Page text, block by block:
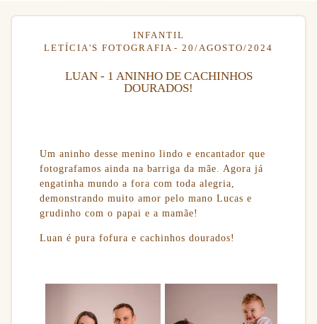
INFANTIL
LETÍCIA'S FOTOGRAFIA
20/AGOSTO/2024
LUAN - 1 ANINHO DE CACHINHOS
DOURADOS!
Um aninho desse menino lindo e encantador que
fotografamos ainda na barriga da mãe. Agora já
engatinha mundo a fora com toda alegria,
demonstrando muito amor pelo mano Lucas e
grudinho com o papai e a mamãe!
Luan é pura fofura e cachinhos dourados!